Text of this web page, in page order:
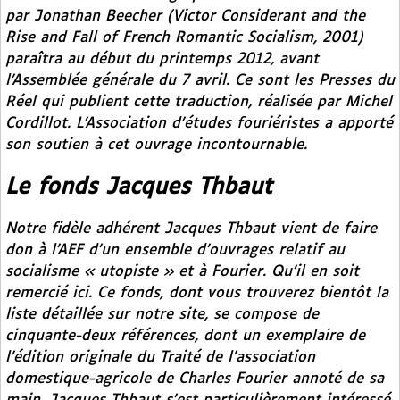
par Jonathan Beecher (Victor Considerant and the
Rise and Fall of French Romantic Socialism, 2001)
paraîtra au début du printemps 2012, avant
l’Assemblée générale du 7 avril. Ce sont les Presses du
Réel qui publient cette traduction, réalisée par Michel
Cordillot. L’Association d’études fouriéristes a apporté
son soutien à cet ouvrage incontournable.
Le fonds Jacques Thbaut
Notre fidèle adhérent Jacques Thbaut vient de faire
don à l’AEF d’un ensemble d’ouvrages relatif au
socialisme « utopiste » et à Fourier. Qu’il en soit
remercié ici. Ce fonds, dont vous trouverez bientôt la
liste détaillée sur notre site, se compose de
cinquante-deux références, dont un exemplaire de
l’édition originale du Traité de l’association
domestique-agricolede Charles Fourier annoté de sa